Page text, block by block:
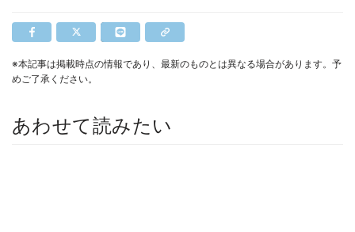
※本記事は掲載時点の情報であり、最新のものとは異なる場合があります。予
めご了承ください。
あわせて読みたい